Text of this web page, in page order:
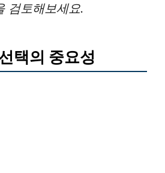
검토해보세요.
택의 중요성